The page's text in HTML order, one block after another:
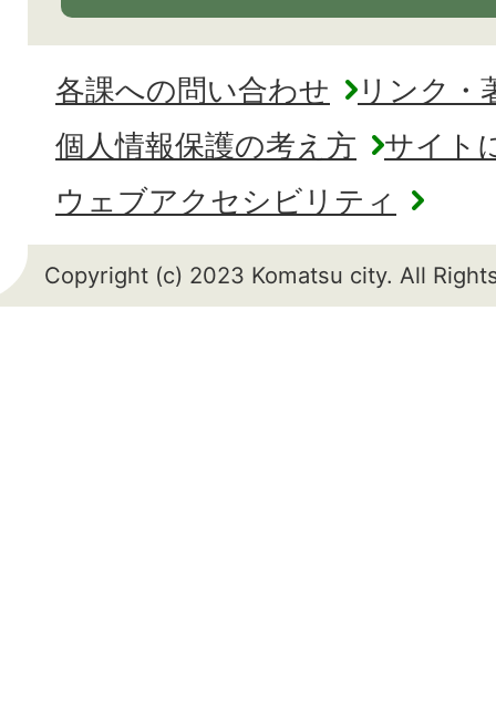
各課への問い合わせ
リンク・
個人情報保護の考え方
サイト
ウェブアクセシビリティ
Copyright (c) 2023 Komatsu city. All